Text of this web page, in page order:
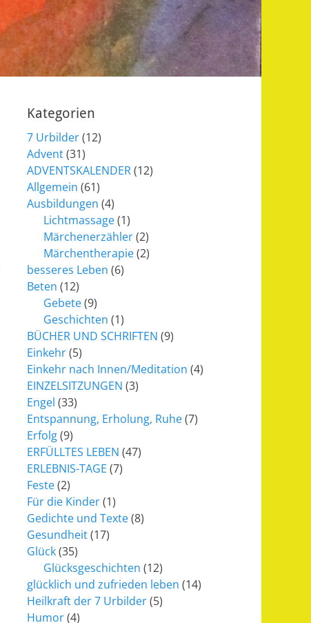
Kategorien
7 Urbilder(12)
Advent(31)
ADVENTSKALENDER(12)
Allgemein (61)
Ausbildungen (4)
Lichtmassage(1)
Märchenerzähler(2)
Märchentherapie(2)
besseres Leben (6)
Beten (12)
Gebete(9)
Geschichten (1)
BÜCHER UND SCHRIFTEN (9)
Einkehr(5)
Einkehr nach Innen/Meditation (4)
EINZELSITZUNGEN (3)
Engel (33)
Entspannung, Erholung, Ruhe(7)
Erfolg(9)
ERFÜLLTES LEBEN (47)
ERLEBNIS-TAGE (7)
Feste(2)
Für die Kinder(1)
Gedichte und Texte(8)
Gesundheit(17)
Glück(35)
Glücksgeschichten (12)
glücklich und zufrieden leben (14)
Heilkraft der 7 Urbilder(5)
Humor(4)